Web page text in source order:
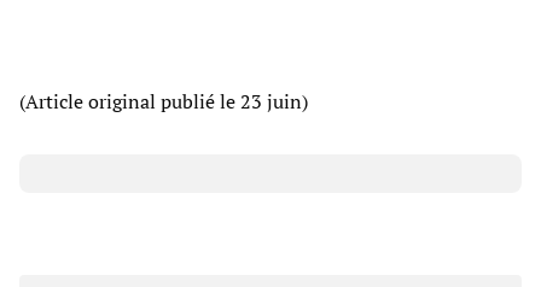
(Article original publié le 23 juin)